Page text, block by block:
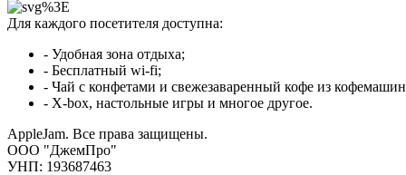
Для каждого посетителя доступна:
- Удобная зона отдыха;
- Бесплатный wi-fi;
- Чай с конфетами и свежезаваренный кофе из
- X-box, настольные игры и многое другое.
AppleJam. Все права защищены.
ООО "ДжемПро"
УНП: 193687463